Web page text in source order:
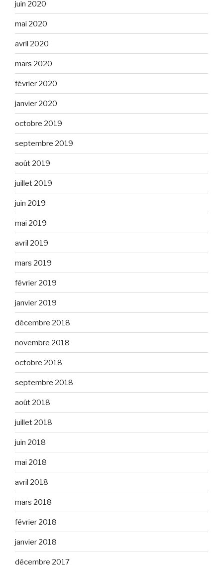
juin 2020
mai 2020
avril 2020
mars 2020
février 2020
janvier 2020
octobre 2019
septembre 2019
août 2019
juillet 2019
juin 2019
mai 2019
avril 2019
mars 2019
février 2019
janvier 2019
décembre 2018
novembre 2018
octobre 2018
septembre 2018
août 2018
juillet 2018
juin 2018
mai 2018
avril 2018
mars 2018
février 2018
janvier 2018
décembre 2017